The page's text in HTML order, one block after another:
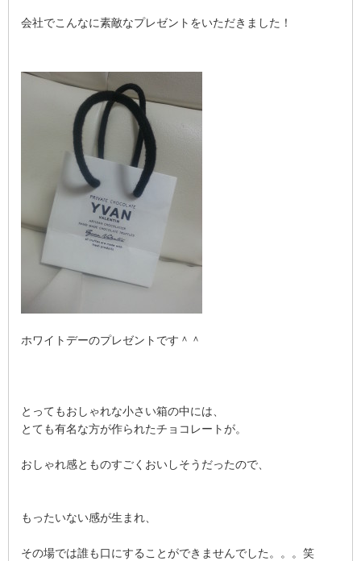
会社でこんなに素敵なプレゼントをいただきました！
ホワイトデーのプレゼントです＾＾
とってもおしゃれな小さい箱の中には、
とても有名な方が作られたチョコレートが。
おしゃれ感とものすごくおいしそうだったので、
もったいない感が生まれ、
その場では誰も口にすることができませんでした。。。笑